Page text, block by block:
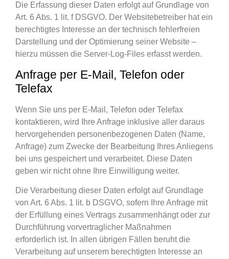
Die Erfassung dieser Daten erfolgt auf Grundlage von
Art. 6 Abs. 1 lit. f DSGVO. Der Websitebetreiber hat ein
berechtigtes Interesse an der technisch fehlerfreien
Darstellung und der Optimierung seiner Website –
hierzu müssen die Server-Log-Files erfasst werden.
Anfrage per E-Mail, Telefon oder
Telefax
Wenn Sie uns per E-Mail, Telefon oder Telefax
kontaktieren, wird Ihre Anfrage inklusive aller daraus
hervorgehenden personenbezogenen Daten (Name,
Anfrage) zum Zwecke der Bearbeitung Ihres Anliegens
bei uns gespeichert und verarbeitet. Diese Daten
geben wir nicht ohne Ihre Einwilligung weiter.
Die Verarbeitung dieser Daten erfolgt auf Grundlage
von Art. 6 Abs. 1 lit. b DSGVO, sofern Ihre Anfrage mit
der Erfüllung eines Vertrags zusammenhängt oder zur
Durchführung vorvertraglicher Maßnahmen
erforderlich ist. In allen übrigen Fällen beruht die
Verarbeitung auf unserem berechtigten Interesse an